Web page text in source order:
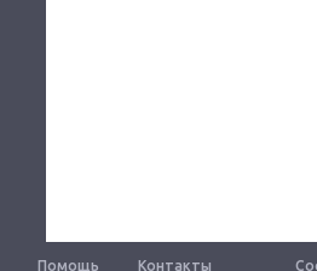
Помощь Контакты